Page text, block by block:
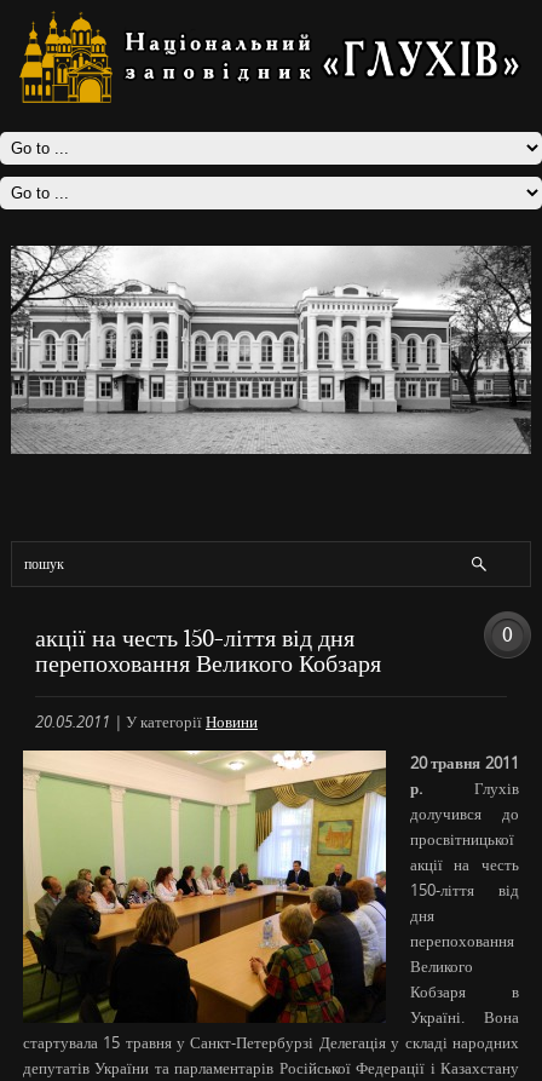
акції на честь 150-ліття від дня
перепоховання Великого Кобзаря
20.05.2011 | У категоріїНовини
0
20 травня 2011
р.Глухів
долучився до
просвітницької
акції на честь
150-ліття від
дня
перепоховання
Великого
Кобзаря в
Україні. Вона
стартувала 15 травня у Санкт-Петербурзі Делегація у складі народних
депутатів України та парламентарів Російської Федерації і Казахстану